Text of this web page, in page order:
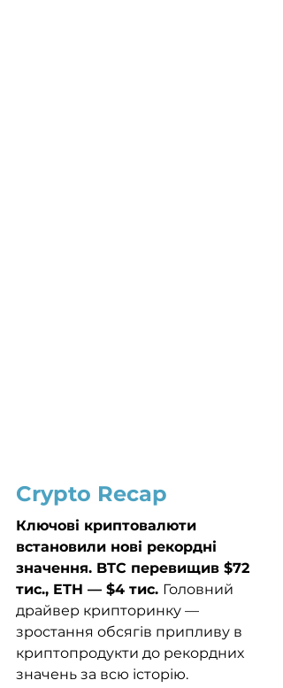
Crypto Recap
Ключові криптовалюти
встановили нові рекордні
значення. BTC перевищив $72
тис., ETH — $4 тис. Головний
драйвер крипторинку —
зростання обсягів припливу в
криптопродукти до рекордних
значень за всю історію.